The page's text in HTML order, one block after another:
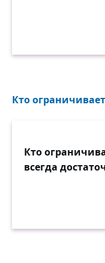
Кто
Кто
всегда